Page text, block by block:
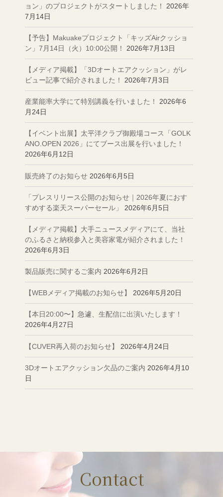
ョン」のプロジェクトがスタートしました！
2026年
7月14日
【予告】Makuakeプロジェクト「キッズAirクッショ
ン」7月14日（火）10:00公開！
2026年7月13日
【メディア掲載】「3Dオートエアクッション」がレ
ビュー記事で紹介されました！
2026年7月3日
産業能率大学にて特別講義を行いました！
2026年6
月24日
【イベント出展】太平洋クラブ御殿場コース「GOLK
ANO.OPEN 2026」にてブース出展を行いました！
2026年6月12日
販売終了のお知らせ 2026年6月5日
「プレスリリース公開のお知らせ｜2026年夏におす
すめする楽天スーパーセール」
2026年6月5日
【メディア掲載】大手ニュースメディアにて、当社
のふるさと納税参入と美容家電が紹介されました！
2026年6月3日
製品販売に関するご案内 2026年6月2日
【WEBメディア掲載のお知らせ】 2026年5月20日
【本日20:00〜】急遽、生配信に出演いたします！
2026年4月27日
【CUVER再入荷のお知らせ】 2026年4月24日
3Dオートエアクッション欠品のご案内 2026年4月10
日
Contact